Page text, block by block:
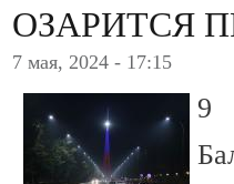
ОЗАРИТСЯ
7 мая, 2024 - 17:15
9